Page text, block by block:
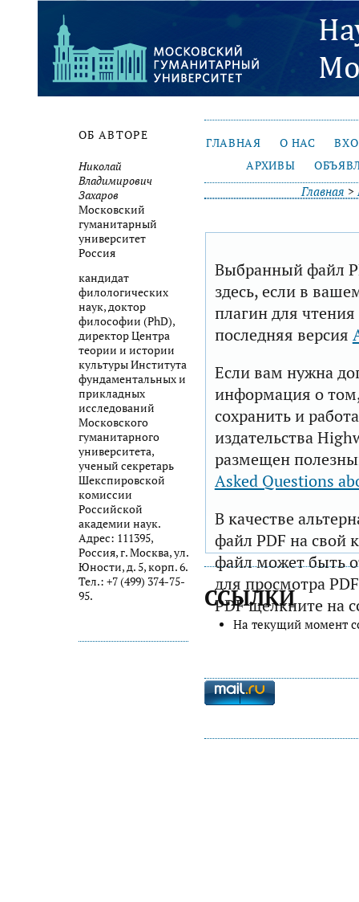
ОБ АВТОРЕ
Николай
Владимирович
Захаров
Московский
гуманитарный
университет
Россия
кандидат
филологических
наук, доктор
философии (PhD),
директор Центра
теории и истории
культуры Института
фундаментальных и
прикладных
исследований
Московского
гуманитарного
университета,
ученый секретарь
Шекспировской
комиссии
Российской
академии наук.
Адрес: 111395,
Россия, г. Москва, ул.
Юности, д. 5, корп. 6.
Тел.: +7 (499) 374-75-
95.
ГЛАВНАЯ О НАС
АРХИВЫ
Главная >
Выбранный файл
здесь, если в
плагин для
последняя версия
Если вам нужна
информация о том,
сохранить и
издательства
размещен
Asked Questions
В качестве
файл PDF на свой
файл может быть
для просмотра
PDF щелкните на
ССЫЛКИ
На текущий момент